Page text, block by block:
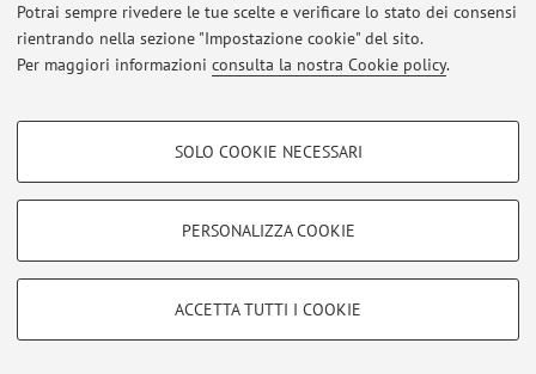
Potrai sempre rivedere le tue scelte e verificare lo stato dei consensi
rientrando nella sezione "Impostazione cookie" del sito.
Per maggiori informazioni consulta la nostra Cookie policy.
COOKIE DI PROFILAZIONE - FACOLTATIVI
COOKIE TECNICI - NECESSARI
Si tratta di cookie tecnici utilizzati, a titolo esemplificativo, per il corretto
SOLO COOKIE NECESSARI
PERSONALIZZA COOKIE
ACCETTA TUTTI I COOKIE